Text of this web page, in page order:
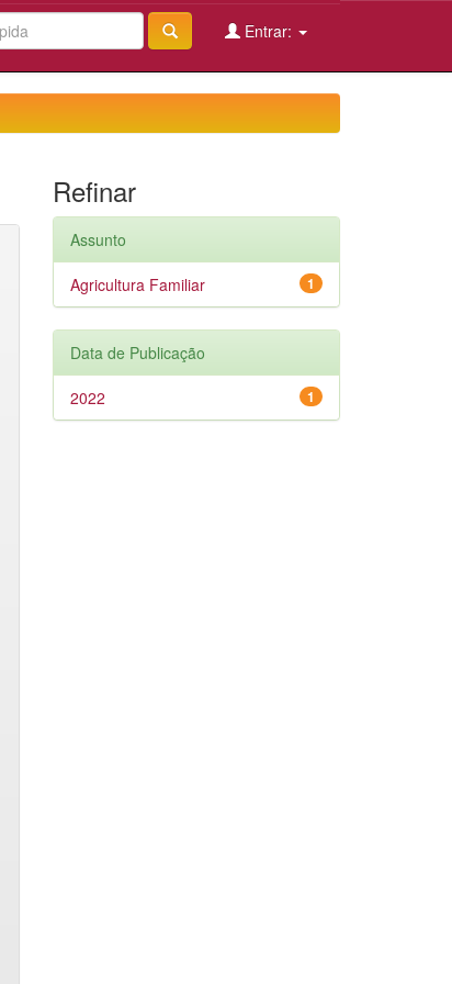
Entrar:
Refinar
Assunto
1
Agricultura Familiar
Data de Publicação
1
2022